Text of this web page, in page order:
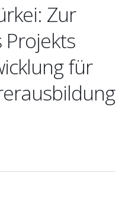
Zur
Projekts
für